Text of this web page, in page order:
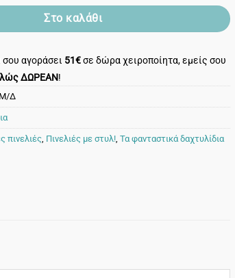
Στο καλάθι
σου αγοράσει 51€σε δώρα χειροποίητα, εμείς σου
ΔΩΡΕΑΝ!
Μ/Δ
πινελιές, Πινελιές με στυλ!, Τα φανταστικά δαχτυλίδια